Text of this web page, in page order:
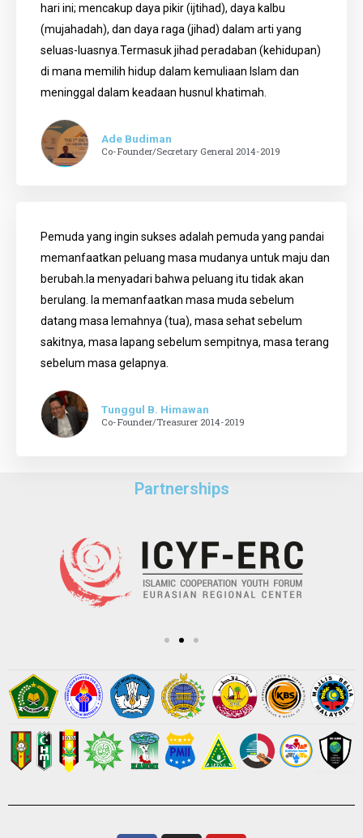
hari ini; mencakup daya pikir (ijtihad), daya kalbu
(mujahadah), dan daya raga (jihad) dalam arti yang
seluas-luasnya.Termasuk jihad peradaban (kehidupan)
di mana memilih hidup dalam kemuliaan Islam dan
meninggal dalam keadaan husnul khatimah.
Ade Budiman
Co-Founder/Secretary General 2014-2019
Pemuda yang ingin sukses adalah pemuda yang pandai
memanfaatkan peluang masa mudanya untuk maju dan
berubah.Ia menyadari bahwa peluang itu tidak akan
berulang. Ia memanfaatkan masa muda sebelum
datang masa lemahnya (tua), masa sehat sebelum
sakitnya, masa lapang sebelum sempitnya, masa terang
sebelum masa gelapnya.
Tunggul B. Himawan
Co-Founder/Treasurer 2014-2019
Partnerships